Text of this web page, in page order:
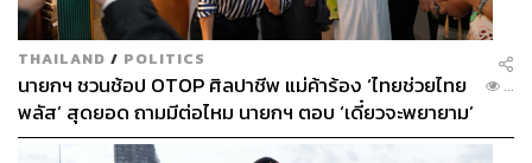
THAILAND / POLITICS
นายกฯ ชวนช้อป OTOP ศิลปาชีพ แม่ค้าร้อง ‘ไทยช่วยไทย
พลัส’ สุดยอด ถามมีต่อไหม นายกฯ ตอบ ‘เดี๋ยวจะพยายาม’
...